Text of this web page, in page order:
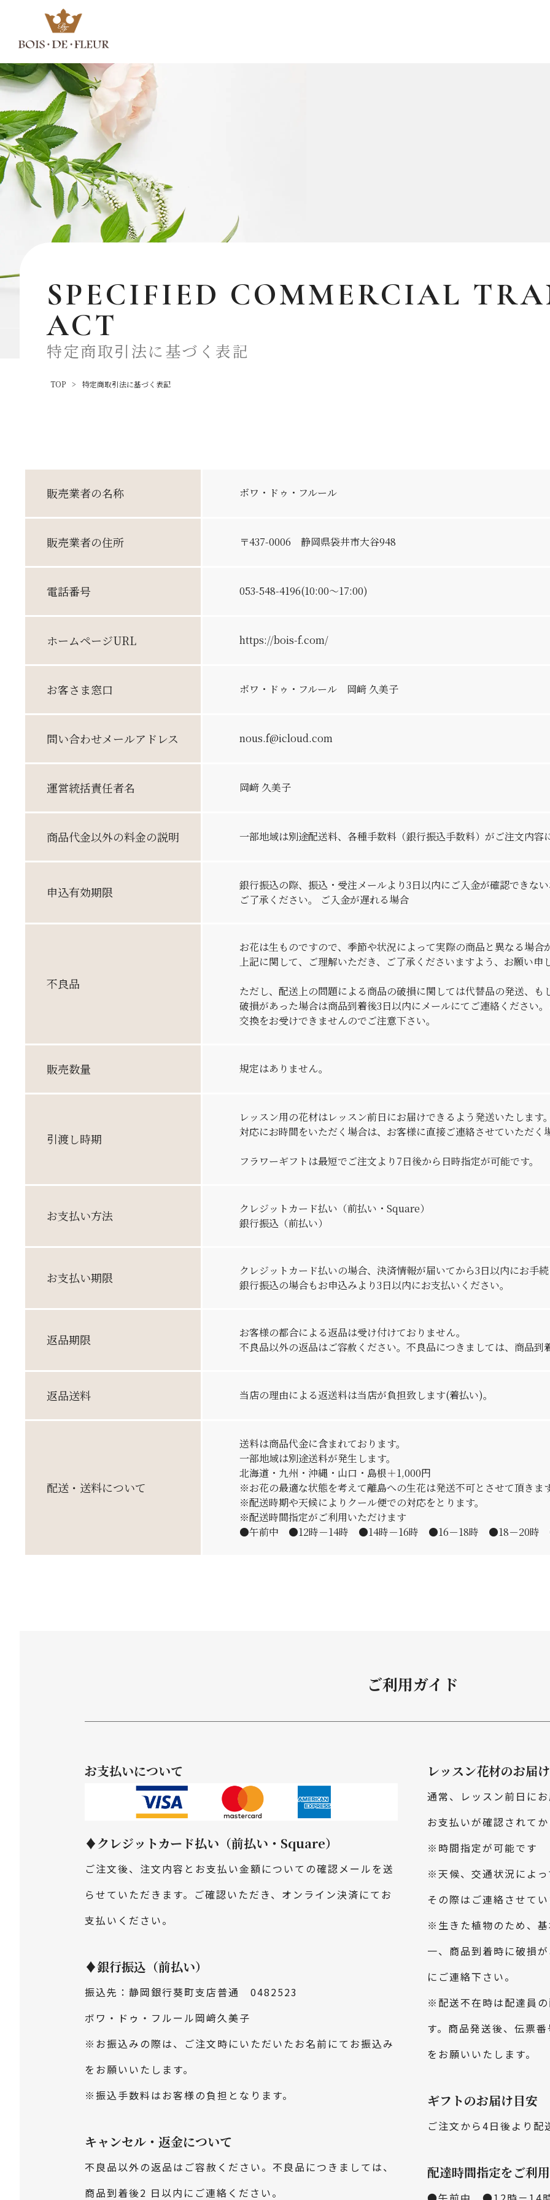
SPECIFIED COMMERCIAL
ACT
特定商取引法に基づく表記
TOP 特定商取引法に基づく表記
販売業者の名称 ボワ・ドゥ・フルール
販売業者の住所 〒437-0006静岡県袋井市大谷948
電話番号 053-548-4196(10:00～17:00)
ホームページURL https://bois-f.com/
お客さま窓口 ボワ・ドゥ・フルール 岡﨑 久美子
問い合わせメールアドレス nous.f@icloud.com
運営統括責任者名 岡﨑 久美子
商品代金以外の料金の説明 一部地域は別途配送料、各種手数料（銀行振込手数料）がご注文内容
申込有効期限
銀行振込の際、振込・受注メールより3日以内にご入金が確認できな
ご了承ください。 ご入金が遅れる場合
不良品
お花は生ものですので、季節や状況によって実際の商品と異なる場合
上記に関して、ご理解いただき、ご了承くださいますよう、お願い申
ただし、配送上の問題による商品の破損に関しては代替品の発送、も
破損があった場合は商品到着後3日以内にメールにてご連絡ください
交換をお受けできませんのでご注意下さい。
販売数量 規定はありません。
引渡し時期
レッスン用の花材はレッスン前日にお届けできるよう発送いたします。
対応にお時間をいただく場合は、お客様に直接ご連絡させていただく
フラワーギフトは最短でご注文より7日後から日時指定が可能です。
お支払い方法
クレジットカード払い（前払い・Square）
銀行振込（前払い）
お支払い期限
クレジットカード払いの場合、決済情報が届いてから3日以内にお手続
銀行振込の場合もお申込みより3日以内にお支払いください。
返品期限
お客様の都合による返品は受け付けておりません。
不良品以外の返品はご容赦ください。不良品につきましては、商品到
返品送料 当店の理由による返送料は当店が負担致します(着払い)。
配送・送料について
送料は商品代金に含まれております。
一部地域は別途送料が発生します。
北海道・九州・沖縄・山口・島根＋1,000円
※お花の最適な状態を考えて離島への生花は発送不可とさせて頂きます
※配送時期や天候によりクール便での対応をとります。
※配送時間指定がご利用いただけます
●午前中 ●12時－14時 ●14時－16時 ●16－18時 ●18－20時
ご利用ガイド
お支払いについて
♦クレジットカード払い（前払い・Square）
ご注文後、注文内容とお支払い金額についての確認メールを送
らせていただきます。ご確認いただき、オンライン決済にてお
支払いください。
♦銀行振込（前払い）
振込先：静岡銀行葵町支店普通 0482523
ボワ・ドゥ・フルール岡﨑久美子
※お振込みの際は、ご注文時にいただいたお名前にてお振込み
をお願いいたします。
※振込手数料はお客様の負担となります。
キャンセル・返金について
不良品以外の返品はご容赦ください。不良品につきましては、
商品到着後2 日以内にご連絡ください。
レッスン花材のお届
通常、レッスン前日に
お支払いが確認されてか
※時間指定が可能です
※天候、交通状況によっ
その際はご連絡させてい
※生きた植物のため、
一、商品到着時に破損
にご連絡下さい。
※配送不在時は配達員
す。商品発送後、伝票
をお願いいたします。
ギフトのお届け目安
ご注文から4日後より配
配達時間指定をご利